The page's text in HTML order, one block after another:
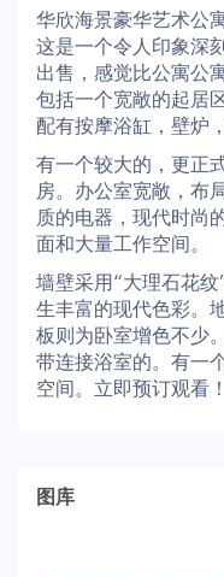
华欣海景豪华艺术公
这是一个令人印象深
出售，感觉比公寓公
包括一个宽敞的起居
配有按摩浴缸，壁炉
有一个较大的，更正
房。办公室宽敞，布
质的电器，现代时尚
面和大量工作空间。
墙壁采用“大理石花
生丰富的现代色彩。
板则为卧室增色不少
带连接浴室的。有一
空间。立即预订观看！
图库